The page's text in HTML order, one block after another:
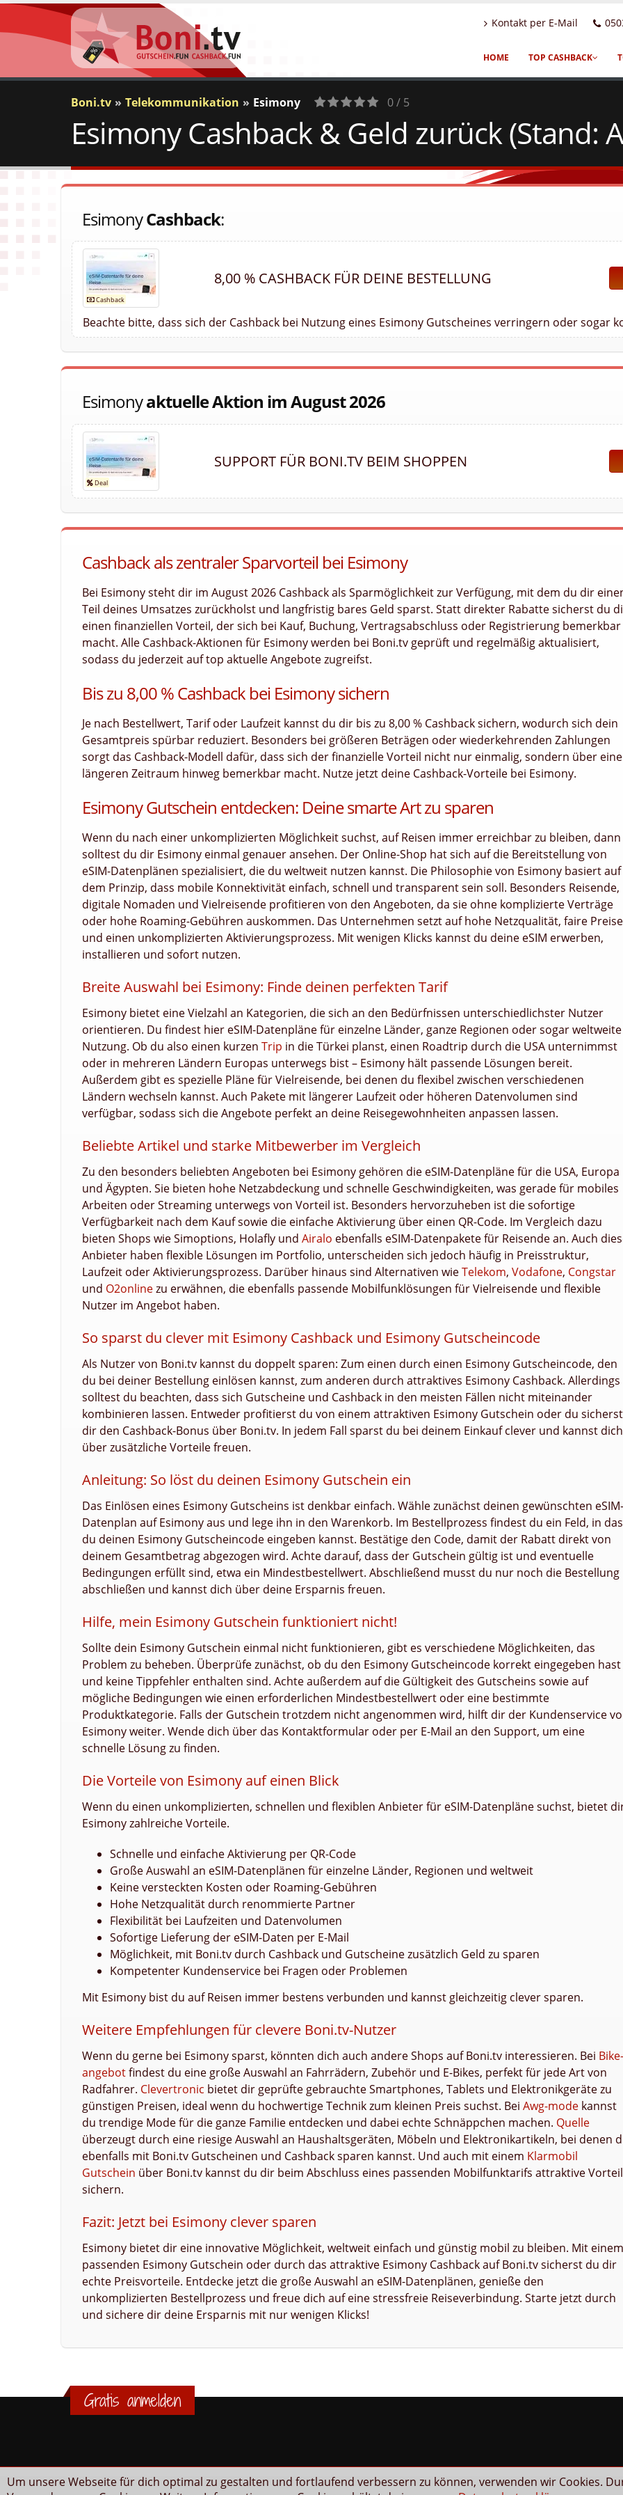
Um unsere Webseite für dich optimal zu gestalten und fortlaufend verbessern zu können, verwenden wir Cookies.
Kontakt per E-Mail
HOME TOP CASHBACK
Boni.tv Telekommunikation Esimony
Votes
0 / 5
Esimony Cashback & Geld zurück (Stand:
EsimonyCashback:
8,00 % CASHBACK FÜR DEINE BESTELLUNG
Beachte bitte, dass sich der Cashback bei Nutzung eines Esimony Gutscheines verringern oder sogar
Esimonyaktuelle Aktion im August 2026
SUPPORT FÜR BONI.TV BEIM SHOPPEN
Cashback als zentraler Sparvorteil bei Esimony
Bei Esimony steht dir im August 2026 Cashback als Sparmöglichkeit zur Verfügung, mit dem du dir
Teil deines Umsatzes zurückholst und langfristig bares Geld sparst. Statt direkter Rabatte sicherst du
einen finanziellen Vorteil, der sich bei Kauf, Buchung, Vertragsabschluss oder Registrierung bemerkbar
macht. Alle Cashback-Aktionen für Esimony werden bei Boni.tv geprüft und regelmäßig aktualisiert,
sodass du jederzeit auf top aktuelle Angebote zugreifst.
Bis zu 8,00 % Cashback bei Esimony sichern
Je nach Bestellwert, Tarif oder Laufzeit kannst du dir bis zu 8,00 % Cashback sichern, wodurch sich dein
Gesamtpreis spürbar reduziert. Besonders bei größeren Beträgen oder wiederkehrenden Zahlungen
sorgt das Cashback-Modell dafür, dass sich der finanzielle Vorteil nicht nur einmalig, sondern über
längeren Zeitraum hinweg bemerkbar macht. Nutze jetzt deine Cashback-Vorteile bei Esimony.
Esimony Gutschein entdecken: Deine smarte Art zu sparen
Wenn du nach einer unkomplizierten Möglichkeit suchst, auf Reisen immer erreichbar zu bleiben, dann
solltest du dir Esimony einmal genauer ansehen. Der Online-Shop hat sich auf die Bereitstellung von
eSIM-Datenplänen spezialisiert, die du weltweit nutzen kannst. Die Philosophie von Esimony basiert auf
dem Prinzip, dass mobile Konnektivität einfach, schnell und transparent sein soll. Besonders Reisende,
digitale Nomaden und Vielreisende profitieren von den Angeboten, da sie ohne komplizierte Verträge
oder hohe Roaming-Gebühren auskommen. Das Unternehmen setzt auf hohe Netzqualität, faire Preise
und einen unkomplizierten Aktivierungsprozess. Mit wenigen Klicks kannst du deine eSIM erwerben,
installieren und sofort nutzen.
Breite Auswahl bei Esimony: Finde deinen perfekten Tarif
Esimony bietet eine Vielzahl an Kategorien, die sich an den Bedürfnissen unterschiedlichster Nutzer
orientieren. Du findest hier eSIM-Datenpläne für einzelne Länder, ganze Regionen oder sogar weltweite
Nutzung. Ob du also einen kurzen Trip in die Türkei planst, einen Roadtrip durch die USA unternimmst
oder in mehreren Ländern Europas unterwegs bist – Esimony hält passende Lösungen bereit.
Außerdem gibt es spezielle Pläne für Vielreisende, bei denen du flexibel zwischen verschiedenen
Ländern wechseln kannst. Auch Pakete mit längerer Laufzeit oder höheren Datenvolumen sind
verfügbar, sodass sich die Angebote perfekt an deine Reisegewohnheiten anpassen lassen.
Beliebte Artikel und starke Mitbewerber im Vergleich
Zu den besonders beliebten Angeboten bei Esimony gehören die eSIM-Datenpläne für die USA, Europa
und Ägypten. Sie bieten hohe Netzabdeckung und schnelle Geschwindigkeiten, was gerade für mobiles
Arbeiten oder Streaming unterwegs von Vorteil ist. Besonders hervorzuheben ist die sofortige
Verfügbarkeit nach dem Kauf sowie die einfache Aktivierung über einen QR-Code. Im Vergleich dazu
bieten Shops wie Simoptions, Holafly und Airalo ebenfalls eSIM-Datenpakete für Reisende an. Auch
Anbieter haben flexible Lösungen im Portfolio, unterscheiden sich jedoch häufig in Preisstruktur,
Laufzeit oder Aktivierungsprozess. Darüber hinaus sind Alternativen wieTelekom, Vodafone, Congstar
und O2onlinezu erwähnen, die ebenfalls passende Mobilfunklösungen für Vielreisende und flexible
Nutzer im Angebot haben.
So sparst du clever mit Esimony Cashback und Esimony Gutscheincode
Als Nutzer von Boni.tv kannst du doppelt sparen: Zum einen durch einen Esimony Gutscheincode, den
du bei deiner Bestellung einlösen kannst, zum anderen durch attraktives Esimony Cashback. Allerdings
solltest du beachten, dass sich Gutscheine und Cashback in den meisten Fällen nicht miteinander
kombinieren lassen. Entweder profitierst du von einem attraktiven Esimony Gutschein oder du sicherst
dir den Cashback-Bonus über Boni.tv. In jedem Fall sparst du bei deinem Einkauf clever und kannst dich
über zusätzliche Vorteile freuen.
Anleitung: So löst du deinen Esimony Gutschein ein
Das Einlösen eines Esimony Gutscheins ist denkbar einfach. Wähle zunächst deinen gewünschten eSIM-
Datenplan auf Esimony aus und lege ihn in den Warenkorb. Im Bestellprozess findest du ein Feld, in das
du deinen Esimony Gutscheincode eingeben kannst. Bestätige den Code, damit der Rabatt direkt von
deinem Gesamtbetrag abgezogen wird. Achte darauf, dass der Gutschein gültig ist und eventuelle
Bedingungen erfüllt sind, etwa ein Mindestbestellwert. Abschließend musst du nur noch die Bestellung
abschließen und kannst dich über deine Ersparnis freuen.
Hilfe, mein Esimony Gutschein funktioniert nicht!
Sollte dein Esimony Gutschein einmal nicht funktionieren, gibt es verschiedene Möglichkeiten, das
Problem zu beheben. Überprüfe zunächst, ob du den Esimony Gutscheincode korrekt eingegeben hast
und keine Tippfehler enthalten sind. Achte außerdem auf die Gültigkeit des Gutscheins sowie auf
mögliche Bedingungen wie einen erforderlichen Mindestbestellwert oder eine bestimmte
Produktkategorie. Falls der Gutschein trotzdem nicht angenommen wird, hilft dir der Kundenservice
Esimony weiter. Wende dich über das Kontaktformular oder per E-Mail an den Support, um eine
schnelle Lösung zu finden.
Die Vorteile von Esimony auf einen Blick
Wenn du einen unkomplizierten, schnellen und flexiblen Anbieter für eSIM-Datenpläne suchst, bietet
Esimony zahlreiche Vorteile.
Schnelle und einfache Aktivierung per QR-Code
Große Auswahl an eSIM-Datenplänen für einzelne Länder, Regionen und weltweit
Keine versteckten Kosten oder Roaming-Gebühren
Hohe Netzqualität durch renommierte Partner
Flexibilität bei Laufzeiten und Datenvolumen
Sofortige Lieferung der eSIM-Daten per E-Mail
Möglichkeit, mit Boni.tv durch Cashback und Gutscheine zusätzlich Geld zu sparen
Kompetenter Kundenservice bei Fragen oder Problemen
Mit Esimony bist du auf Reisen immer bestens verbunden und kannst gleichzeitig clever sparen.
Weitere Empfehlungen für clevere Boni.tv-Nutzer
Wenn du gerne bei Esimony sparst, könnten dich auch andere Shops auf Boni.tv interessieren. Bei Bike-
angebotfindest du eine große Auswahl an Fahrrädern, Zubehör und E-Bikes, perfekt für jede Art von
Radfahrer. Clevertronic bietet dir geprüfte gebrauchte Smartphones, Tablets und Elektronikgeräte zu
günstigen Preisen, ideal wenn du hochwertige Technik zum kleinen Preis suchst. Bei Awg-mode kannst
du trendige Mode für die ganze Familie entdecken und dabei echte Schnäppchen machen. Quelle
überzeugt durch eine riesige Auswahl an Haushaltsgeräten, Möbeln und Elektronikartikeln, bei denen
ebenfalls mit Boni.tv Gutscheinen und Cashback sparen kannst. Und auch mit einem Klarmobil
Gutschein über Boni.tv kannst du dir beim Abschluss eines passenden Mobilfunktarifs attraktive
sichern.
Fazit: Jetzt bei Esimony clever sparen
Esimony bietet dir eine innovative Möglichkeit, weltweit einfach und günstig mobil zu bleiben. Mit einem
passenden Esimony Gutschein oder durch das attraktive Esimony Cashback auf Boni.tv sicherst du dir
echte Preisvorteile. Entdecke jetzt die große Auswahl an eSIM-Datenplänen, genieße den
unkomplizierten Bestellprozess und freue dich auf eine stressfreie Reiseverbindung. Starte jetzt durch
und sichere dir deine Ersparnis mit nur wenigen Klicks!
Gratis anmelden